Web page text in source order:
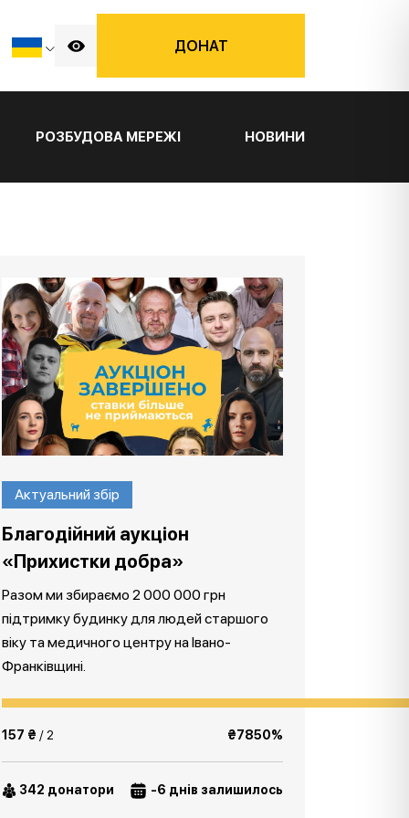
ДОНАТ
РОЗБУДОВА МЕРЕЖІ НОВИНИ
Актуальний збір
Благодійний аукціон
«Прихистки добра»
Разом ми збираємо 2 000 000 грн
підтримку будинку для людей старшого
віку та медичного центру на Івано-
Франківщині.
157 ₴ / 2 ₴7850%
342 донатори -6 днів залишилось